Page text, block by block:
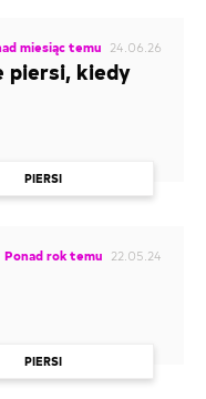
miesiąc temu 24.06.26
piersi, kiedy
PIERSI
Ponad rok temu 22.05.24
PIERSI